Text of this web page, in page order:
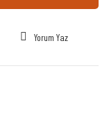
Yorum Yaz